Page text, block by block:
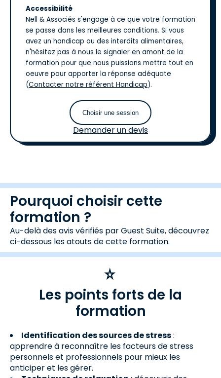
Accessibilité
Nell & Associés s'engage à ce que votre formation
se passe dans les meilleures conditions. Si vous
avez un handicap ou des interdits alimentaires,
n'hésitez pas à nous le signaler en amont de la
formation pour que nous puissions mettre tout en
oeuvre pour apporter la réponse adéquate
(Contacter notre référent Handicap).
Choisir une session
Demander un devis
Pourquoi choisir cette
formation ?
Au-delà des avis vérifiés par Guest Suite, découvrez
ci-dessous les atouts de cette formation.
Les points forts de la
formation
Identification des sources de stress:
apprendre à reconnaître les facteurs de stress
personnels et professionnels pour mieux les
anticiper et les gérer.